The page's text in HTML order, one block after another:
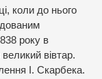
коли до нього
року в
вівтар.
І. Скарбека.